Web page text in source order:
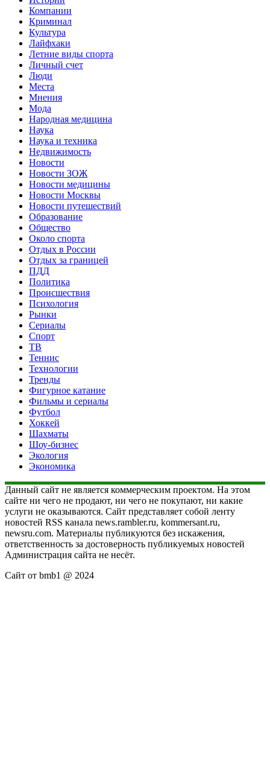
Компании
Криминал
Культура
Лайфхаки
Летние виды спорта
Личный счет
Люди
Места
Мнения
Мода
Народная медицина
Наука
Наука и техника
Недвижимость
Новости
Новости ЗОЖ
Новости медицины
Новости Москвы
Новости путешествий
Образование
Общество
Около спорта
Отдых в России
Отдых за границей
ПДД
Политика
Происшествия
Психология
Рынки
Сериалы
Спорт
ТВ
Теннис
Технологии
Тренды
Фигурное катание
Фильмы и сериалы
Футбол
Хоккей
Шахматы
Шоу-бизнес
Экология
Экономика
Данный сайт не является коммерческим проектом. На этом
сайте ни чего не продают, ни чего не покупают, ни какие
услуги не оказываются. Сайт представляет собой ленту
новостей RSS канала news.rambler.ru, kommersant.ru,
newsru.com. Материалы публикуются без искажения,
ответственность за достоверность публикуемых новостей
Администрация сайта не несёт.
Сайт от bmb1 @ 2024